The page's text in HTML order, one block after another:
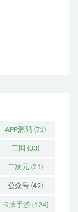
APP源码(71)
三国 (83)
二次元(21)
公众号(49)
卡牌手游 (124)